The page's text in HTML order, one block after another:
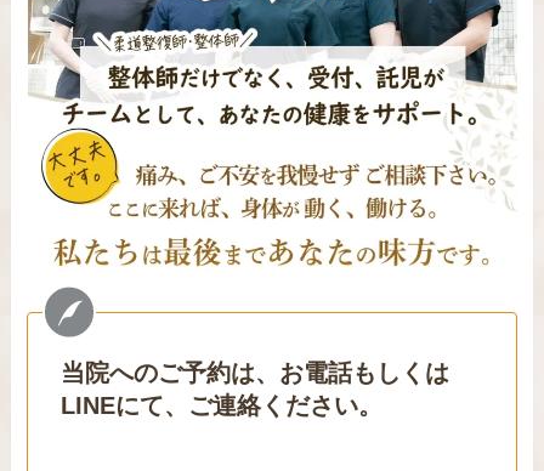
当院へのご予約は、お電話もしくは
LINEにて、ご連絡ください。